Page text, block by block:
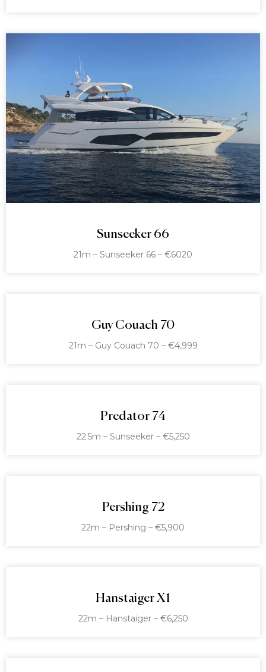
Sunseeker 66
21m – Sunseeker 66 – €6020
Guy Couach 70
21m – Guy Couach 70 – €4,999
Predator 74
22.5m – Sunseeker – €5,250
Pershing 72
22m – Pershing – €5,900
Hanstaiger X1
22m – Hanstaiger – €6,250